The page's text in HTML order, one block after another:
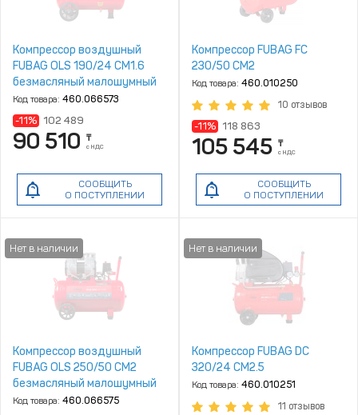
Компрессор воздушный
FUBAG OLS 190/24 CM1.6
безмасляный малошумный
Код товара: 460.066573
-11% 102 489
90 510 ₸
с НДС
СООБЩИТЬ
О ПОСТУПЛЕНИИ
Компрессор FUBAG FC
230/50 CM2
Код товара: 460.010250
10 отзывов
-11% 118 863
105 545 ₸
с НДС
СООБЩИТЬ
О ПОСТУПЛЕНИИ
Компрессор воздушный
FUBAG OLS 250/50 CM2
безмасляный малошумный
Код товара: 460.066575
Компрессор FUBAG DC
320/24 CM2.5
Код товара: 460.010251
11 отзывов